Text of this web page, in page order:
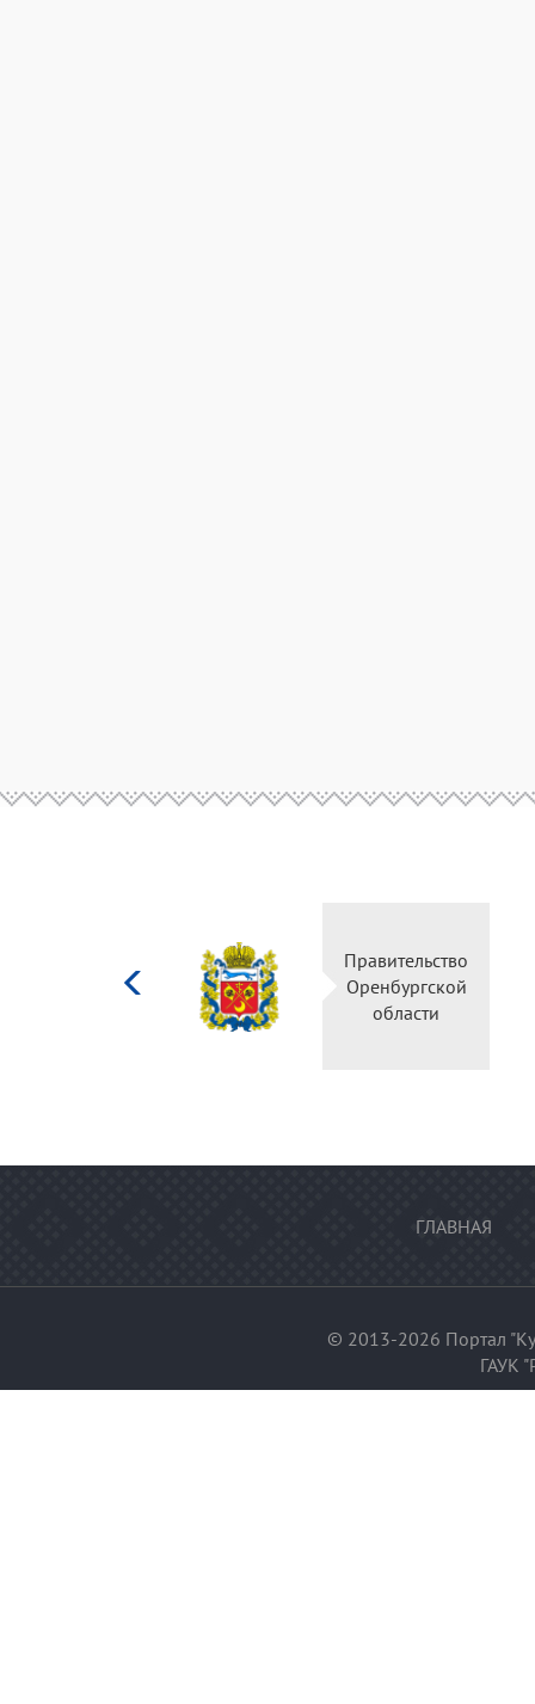
Правительство
Оренбургской
области
ГЛАВНАЯ
© 2013-2026 Портал
ГАУК